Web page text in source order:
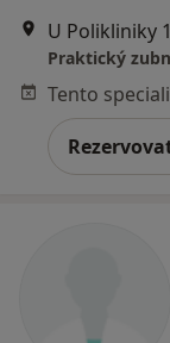
U Polikliniky
Praktický